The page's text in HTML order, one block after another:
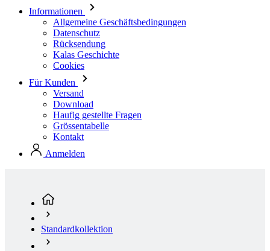
Informationen
Allgemeine Geschäftsbedingungen
Datenschutz
Rücksendung
Kalas Geschichte
Cookies
Für Kunden
Versand
Download
Haufig gestellte Fragen
Grössentabelle
Kontakt
Anmelden
Standardkollektion